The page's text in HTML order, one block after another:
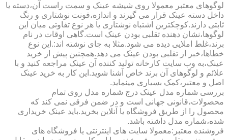
لوگوهای معتبر معمولا روی شیشه عینک و سمت راست آن،دسته یا
داخل دسته عینک قرار می گیرند و اندازه،فونت نوشتاری و رنگ
ثابتی دارند.کوچکترین اشتباه نوشتاری یا هر نوع تفاوتی میان این
لوگوها،نشان دهنده تقلبی بودن عینک است.گاهی اوقات در نام
برند،غلط املایی دیده می شود.مثلا به جای نوشته اند:.این نوع
خطاها،خبر از تقلبی بودن عینک می دهد.همچنین پیش از خرید
عینک،به وب سایت کارخانه تولید کننده آن عینک مراجعه کنید و با
علائم و لوگوهای آن برند خاص آشنا شوید.این کار به خرید عینک
اصل و معتبر،کمک بسیاری مینماید.
بررسی شماره مدل عینک درج شماره مدل روی تمام
محصولات،قانونی جهانی است و در ضمن فرقی نمی کند که
محصول را از طریق فروشگاه یا آنلاین بخرید.باید عینک خریداری
شده،شماره مدل داشته باشد.
فروشنده معتبر:معمولا سایت های اینترنتی یا فروشگاه های